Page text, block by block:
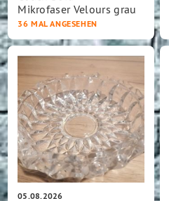
Mikrofaser Velours grau
36 MAL ANGESEHEN
05.08.2026